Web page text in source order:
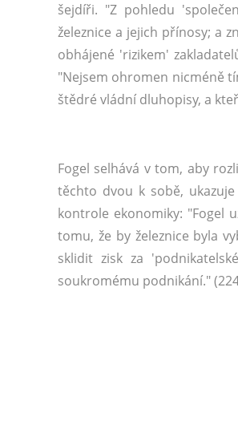
šejdíři. "Z pohledu
železnice a jejich přínosy; a
obhájené 'rizikem'
"Nejsem ohromen nicméně
štědré vládní dluhopisy, a
Fogel selhává v tom, aby
těchto dvou k sobě,
kontrole ekonomiky: "Fogel
tomu, že by železnice byla
sklidit zisk za
soukromému podnikání."